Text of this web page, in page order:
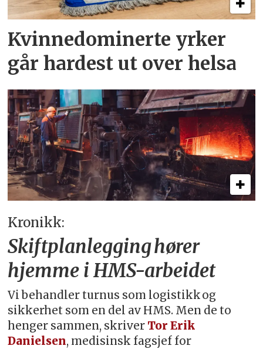
Kvinnedominerte yrker
går hardest ut over helsa
Kronikk:
Skiftplanlegging hører
hjemme i HMS-arbeidet
Vi behandler turnus som logistikk og
sikkerhet som en del av HMS. Men de to
henger sammen, skriver Tor Erik
Danielsen, medisinsk fagsjef for